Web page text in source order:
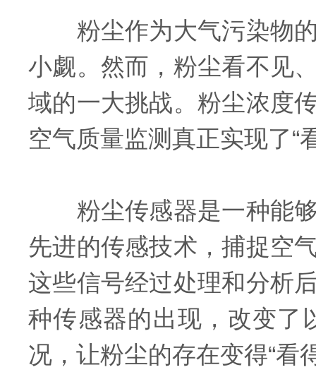
粉尘作为大气污染物的
小觑。然而，粉尘看不见
域的一大挑战。粉尘浓度
空气质量监测真正实现了“
粉尘传感器是一种能够
先进的传感技术，捕捉空
这些信号经过处理和分析
种传感器的出现，改变了
况，让粉尘的存在变得“看